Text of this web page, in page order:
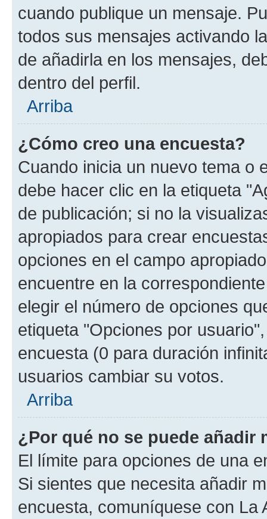
cuando publique un mensaje.
todos sus mensajes activando
de añadirla en los mensajes,
dentro del perfil.
Arriba
¿Cómo creo una encuesta?
Cuando inicia un nuevo tema o
debe hacer clic en la etiqueta
de publicación; si no la
apropiados para crear
opciones en el campo
encuentre en la
elegir el número de opciones
etiqueta "Opciones por
encuesta (0 para duración
usuarios cambiar su votos.
Arriba
¿Por qué no se puede añadir
El límite para opciones de una
Si sientes que necesita añadir
encuesta, comuníquese con La